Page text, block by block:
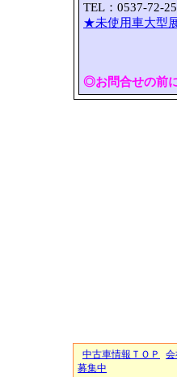
TEL：0537-72-
★未使用車大型
◎お問合せの前
中古車情報ＴＯＰ
募集中